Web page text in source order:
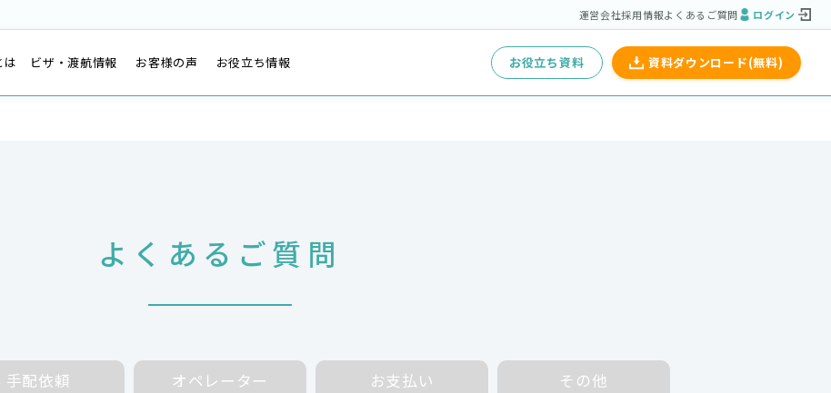
運営会社採用情報よくあるご質問 ログイン
は ビザ・渡航情報 お客様の声 お役立ち情報 お役立ち資料 資料ダウンロード(無料)
よくあるご質問
手配依頼 オペレーター お支払い その他